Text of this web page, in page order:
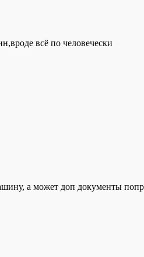
всё по человечески
а может доп документы